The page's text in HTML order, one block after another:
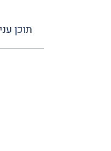
תוכן